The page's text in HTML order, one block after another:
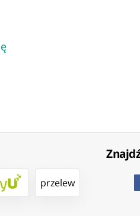
przelew